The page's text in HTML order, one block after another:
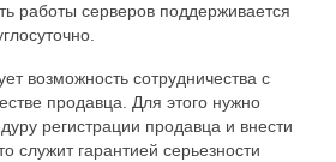
работы серверов поддерживается
возможность сотрудничества с
продавца. Для этого нужно
регистрации продавца и внести
служит гарантией серьезности